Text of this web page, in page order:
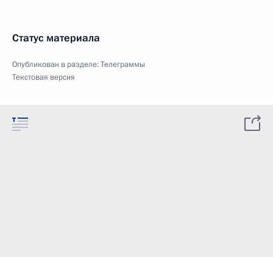
Статус материала
Опубликован в разделе:Телеграммы
Текстовая версия